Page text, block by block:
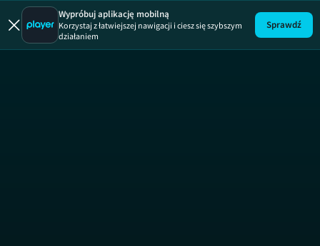
Wypróbuj aplikację mobilną
Korzystaj z łatwiejszej nawigacji i ciesz się szybszym
działaniem
Sprawdź